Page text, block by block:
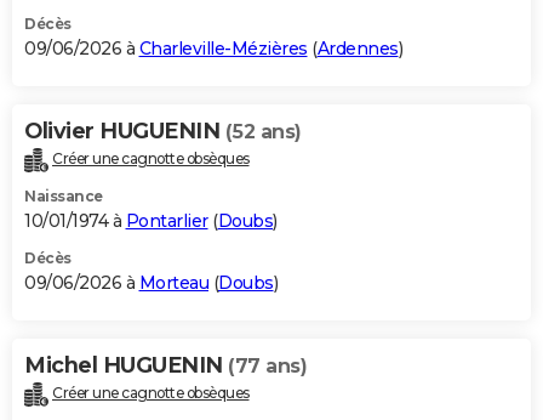
Décès
09/06/2026 à Charleville-Mézières (Ardennes)
Olivier HUGUENIN (52 ans)
Créer une cagnotte obsèques
Naissance
10/01/1974 à Pontarlier(Doubs)
Décès
09/06/2026 à Morteau (Doubs)
Michel HUGUENIN (77 ans)
Créer une cagnotte obsèques